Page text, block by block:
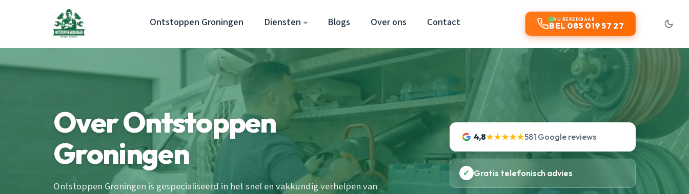
Ontstoppen Groningen Diensten Blogs Over ons Contact NU BEREIKBAAR
BEL 085 019 57 27
Over Ontstoppen
Groningen
Ontstoppen Groningen is gespecialiseerd in het snel en vakkundig verhelpen van
4,8★★★★★581 Google reviews
✓ Gratis telefonisch advies